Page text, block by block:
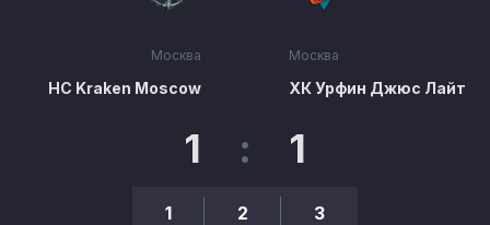
Москва
HC Kraken Moscow
1 : 1
1 2 3
Москва
ХК Урфин Джюс Лайт